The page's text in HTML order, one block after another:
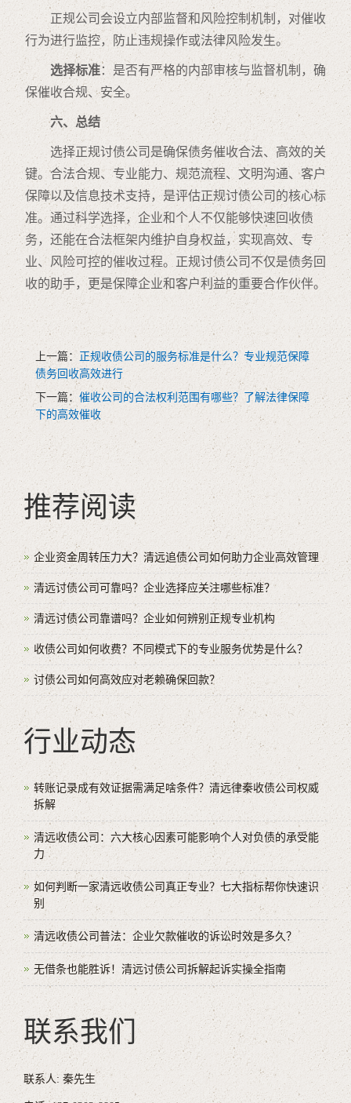
正规公司会设立内部监督和风险控制机制，对催收
行为进行监控，防止违规操作或法律风险发生。
选择标准：是否有严格的内部审核与监督机制，确
保催收合规、安全。
六、总结
选择正规讨债公司是确保债务催收合法、高效的关
键。合法合规、专业能力、规范流程、文明沟通、客户
保障以及信息技术支持，是评估正规讨债公司的核心标
准。通过科学选择，企业和个人不仅能够快速回收债
务，还能在合法框架内维护自身权益，实现高效、专
业、风险可控的催收过程。正规讨债公司不仅是债务回
收的助手，更是保障企业和客户利益的重要合作伙伴。
上一篇： 正规收债公司的服务标准是什么？专业规范保障
债务回收高效进行
下一篇： 催收公司的合法权利范围有哪些？了解法律保障
下的高效催收
推荐阅读
企业资金周转压力大？清远追债公司如何助力企业高效管理
清远讨债公司可靠吗？企业选择应关注哪些标准？
清远讨债公司靠谱吗？企业如何辨别正规专业机构
收债公司如何收费？不同模式下的专业服务优势是什么？
讨债公司如何高效应对老赖确保回款？
行业动态
转账记录成有效证据需满足啥条件？清远律秦收债公司权威
拆解
清远收债公司：六大核心因素可能影响个人对负债的承受能
力
如何判断一家清远收债公司真正专业？七大指标帮你快速识
别
清远收债公司普法：企业欠款催收的诉讼时效是多久？
无借条也能胜诉！清远讨债公司拆解起诉实操全指南
联系我们
联系人: 秦先生